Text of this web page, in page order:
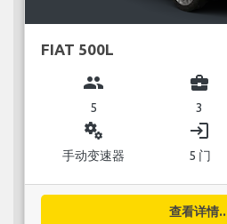
FIAT 500L
group
5
business_center
3
miscellaneous_services
手动变速器
login
5 门
查看详情